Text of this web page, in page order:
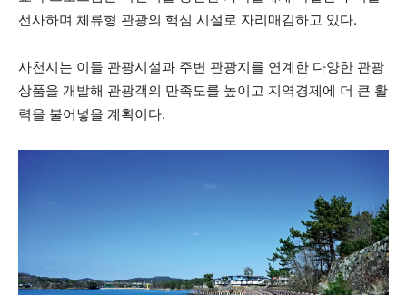
선사하며 체류형 관광의 핵심 시설로 자리매김하고 있다.
사천시는 이들 관광시설과 주변 관광지를 연계한 다양한 관광
상품을 개발해 관광객의 만족도를 높이고 지역경제에 더 큰 활
력을 불어넣을 계획이다.